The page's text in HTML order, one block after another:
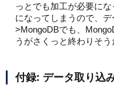
っとでも加工が必要に
になってしまうので、
>MongoDBでも、
うがさくっと終わりそう
付録: データ取り込